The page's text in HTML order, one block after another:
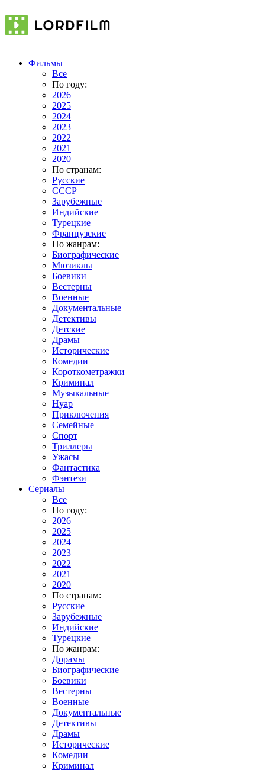
Фильмы
Все
По году:
2026
2025
2024
2023
2022
2021
2020
По странам:
Русские
СССР
Зарубежные
Индийские
Турецкие
Французские
По жанрам:
Биографические
Мюзиклы
Боевики
Вестерны
Военные
Документальные
Детективы
Детские
Драмы
Исторические
Комедии
Короткометражки
Криминал
Музыкальные
Нуар
Приключения
Семейные
Спорт
Триллеры
Ужасы
Фантастика
Фэнтези
Сериалы
Все
По году:
2026
2025
2024
2023
2022
2021
2020
По странам:
Русские
Зарубежные
Индийские
Турецкие
По жанрам:
Дорамы
Биографические
Боевики
Вестерны
Военные
Документальные
Детективы
Драмы
Исторические
Комедии
Криминал